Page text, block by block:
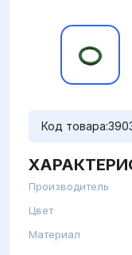
Код товара:
Производитель
Цвет
Материал